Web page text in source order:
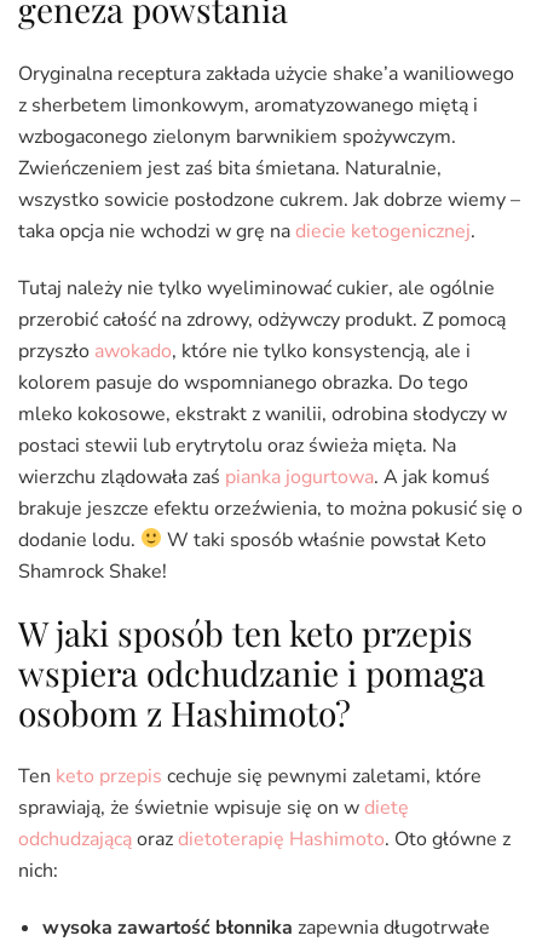
geneza powstania
Oryginalna receptura zakłada użycie shake’a waniliowego
z sherbetem limonkowym, aromatyzowanego miętą i
wzbogaconego zielonym barwnikiem spożywczym.
Zwieńczeniem jest zaś bita śmietana. Naturalnie,
wszystko sowicie posłodzone cukrem. Jak dobrze wiemy –
taka opcja nie wchodzi w grę nadiecie ketogenicznej.
Tutaj należy nie tylko wyeliminować cukier, ale ogólnie
przerobić całość na zdrowy, odżywczy produkt. Z pomocą
przyszło awokado, które nie tylko konsystencją, ale i
kolorem pasuje do wspomnianego obrazka. Do tego
mleko kokosowe, ekstrakt z wanilii, odrobina słodyczy w
postaci stewii lub erytrytolu oraz świeża mięta. Na
wierzchu zlądowała zaś pianka jogurtowa. A jak komuś
brakuje jeszcze efektu orzeźwienia, to można pokusić się o
dodanie lodu.
W taki sposób właśnie powstał Keto
Shamrock Shake!
W jaki sposób ten keto przepis
wspiera odchudzanie i pomaga
osobom z Hashimoto?
Ten keto przepis cechuje się pewnymi zaletami, które
sprawiają, że świetnie wpisuje się on wdietę
odchudzającąorazdietoterapię Hashimoto. Oto główne z
nich:
wysoka zawartość błonnika zapewnia długotrwałe